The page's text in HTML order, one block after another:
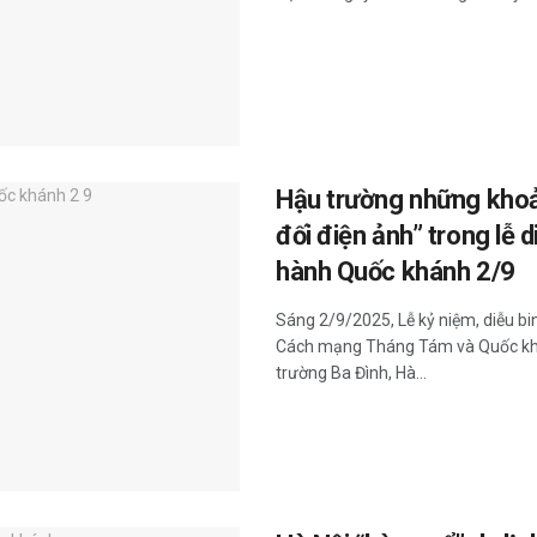
Hậu trường những
đối điện ảnh” trong lễ
hành Quốc khánh 2/9
Sáng 2/9/2025, Lễ kỷ niệm, diễu
Cách mạng Tháng Tám và Quốc
trường Ba Đình, Hà...